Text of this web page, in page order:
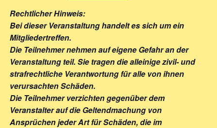
Rechtlicher Hinweis:
Bei dieser Veranstaltung handelt es sich um ein
Mitgliedertreffen.
Die Teilnehmer nehmen auf eigene Gefahr an der
Veranstaltung teil. Sie tragen die alleinige zivil- und
strafrechtliche Verantwortung für alle von ihnen
verursachten Schäden.
Die Teilnehmer verzichten gegenüber dem
Veranstalter auf die Geltendmachung von
Ansprüchen jeder Art für Schäden, die im